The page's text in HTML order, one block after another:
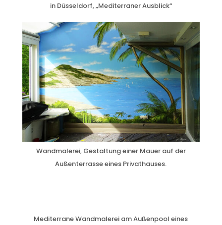
in Düsseldorf, „Mediterraner Ausblick“
Wandmalerei, Gestaltung einer Mauer auf der
Außenterrasse eines Privathauses.
Mediterrane Wandmalerei am Außenpool eines